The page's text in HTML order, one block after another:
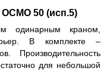
ОСМО 50 (исп.5)
одинарным краном,
В комплекте –
Производительность
для небольшой